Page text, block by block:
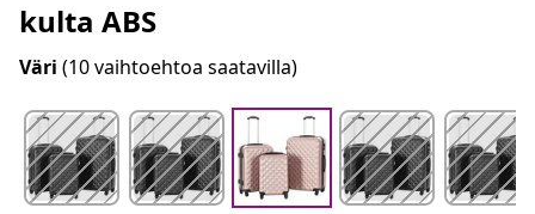
kulta ABS
Väri (10 vaihtoehtoa saatavilla)